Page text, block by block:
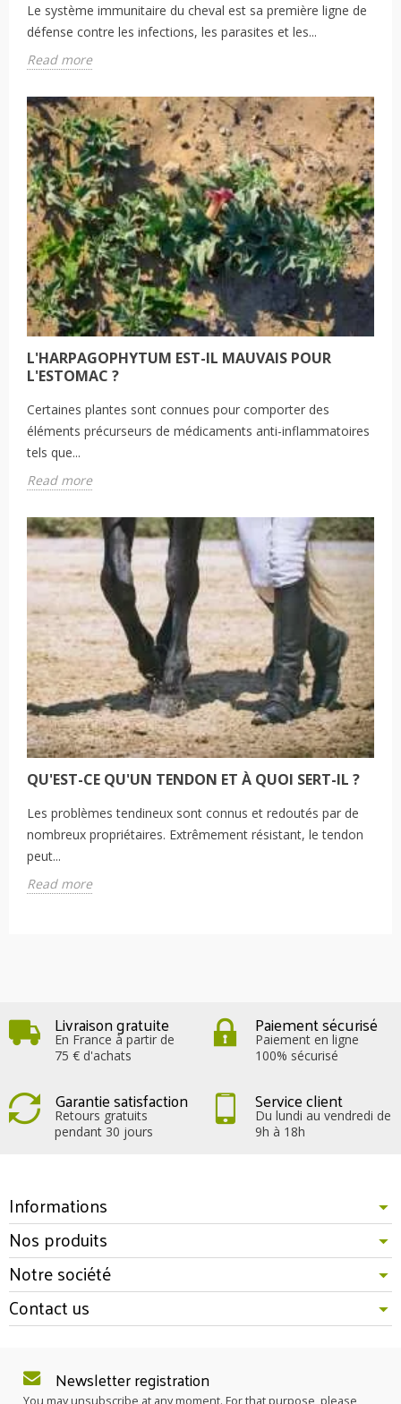
Le système immunitaire du cheval est sa première ligne de
défense contre les infections, les parasites et les...
Read more
L'HARPAGOPHYTUM EST-IL MAUVAIS POUR
L'ESTOMAC ?
Certaines plantes sont connues pour comporter des
éléments précurseurs de médicaments anti-inflammatoires
tels que...
Read more
QU'EST-CE QU'UN TENDON ET À QUOI SERT-IL ?
Les problèmes tendineux sont connus et redoutés par de
nombreux propriétaires. Extrêmement résistant, le tendon
peut...
Read more
Livraison gratuite
En France à partir de
75 € d'achats
Paiement sécurisé
Paiement en ligne
100% sécurisé
Garantie satisfaction
Retours gratuits
pendant 30 jours
Service client
Du lundi au vendredi de
9h à 18h
Informations
Nos produits
Notre société
Contact us
Newsletter registration
You may unsubscribe at any moment. For that purpose, please